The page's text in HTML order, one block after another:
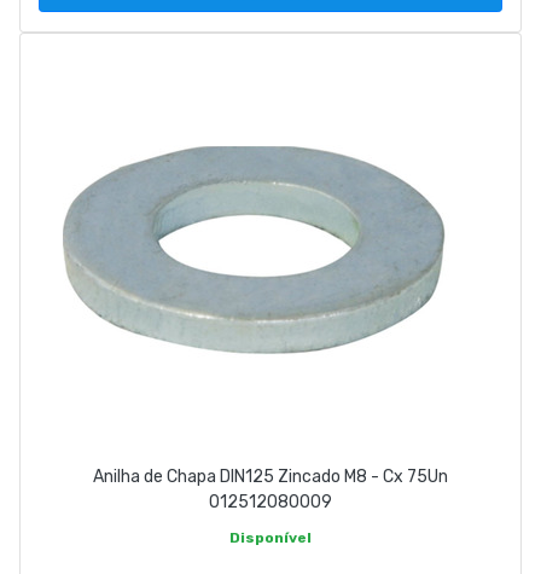
Anilha de Chapa DIN125 Zincado M8 - Cx 75Un
012512080009
Disponível